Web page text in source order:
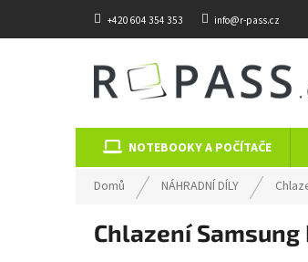
+420 604 354 353 info@r-pass.cz
NOTEBOOKY A POČÍTAČE
Domů NÁHRADNÍ DÍLY
Chlazení Samsung